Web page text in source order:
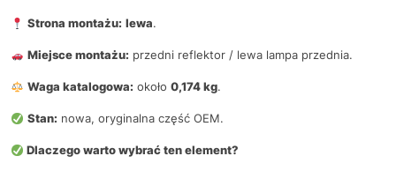
Strona montażu: lewa.
Miejsce montażu: przedni reflektor / lewa lampa przednia.
Waga katalogowa: około 0,174 kg.
Stan: nowa, oryginalna część OEM.
Dlaczego warto wybrać ten element?